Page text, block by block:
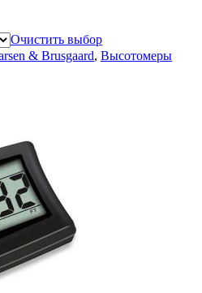
Очистить выбор
& Brusgaard, Высотомеры